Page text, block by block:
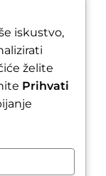
2026 to
after 30 July
during the
that you
shipping
iskustvo,
želite
Prihvati